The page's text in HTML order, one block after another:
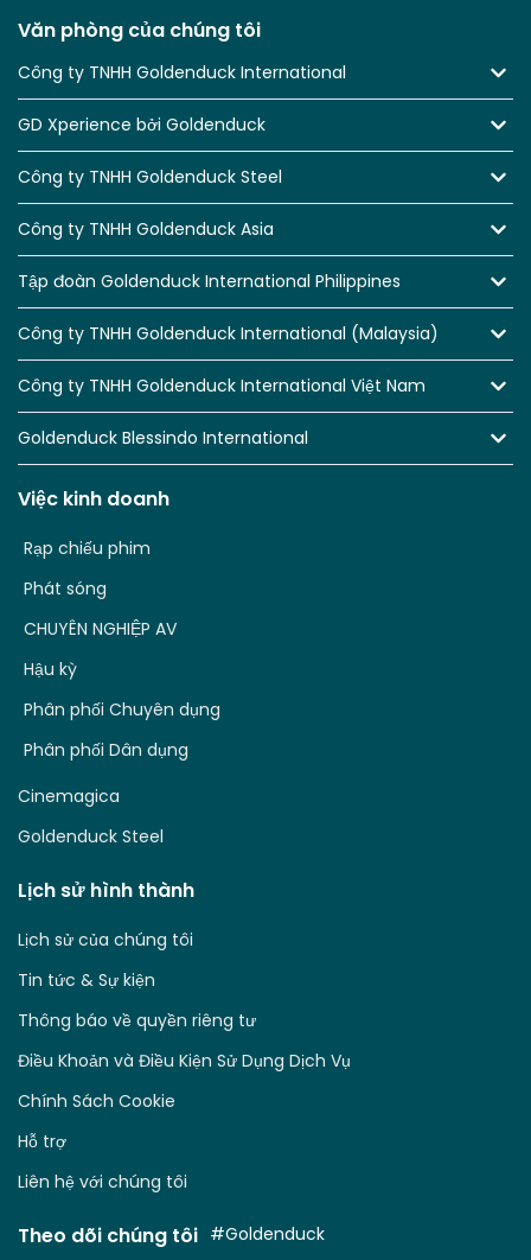
Văn phòng của chúng tôi
Công ty TNHH Goldenduck International
GD Xperience bởi Goldenduck
Công ty TNHH Goldenduck Steel
Công ty TNHH Goldenduck Asia
Tập đoàn Goldenduck International Philippines
Công ty TNHH Goldenduck International (Malaysia)
Công ty TNHH Goldenduck International Việt Nam
Goldenduck Blessindo International
Việc kinh doanh
Phân phối Dân dụng
Phân phối Chuyên dụng
Hậu kỳ
CHUYÊN NGHIỆP AV
Phát sóng
Rạp chiếu phim
Cinemagica
Goldenduck Steel
Lịch sử hình thành
Lịch sử của chúng tôi
Tin tức & Sự kiện
Thông báo về quyền riêng tư
Điều Khoản và Điều Kiện Sử Dụng Dịch Vụ
Chính Sách Cookie
Hỗ trợ
Liên hệ với chúng tôi
Theo dõi chúng tôi #Goldenduck